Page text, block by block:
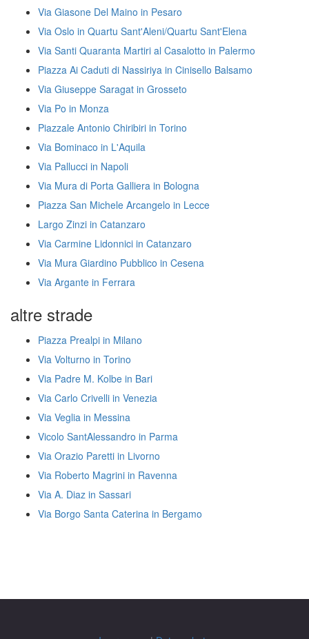
Via Giasone Del Maino in Pesaro
Via Oslo in Quartu Sant'Aleni/Quartu Sant'Elena
Via Santi Quaranta Martiri al Casalotto in Palermo
Piazza Ai Caduti di Nassiriya in Cinisello Balsamo
Via Giuseppe Saragat in Grosseto
Via Po in Monza
Piazzale Antonio Chiribiri in Torino
Via Bominaco in L'Aquila
Via Pallucci in Napoli
Via Mura di Porta Galliera in Bologna
Piazza San Michele Arcangelo in Lecce
Largo Zinzi in Catanzaro
Via Carmine Lidonnici in Catanzaro
Via Mura Giardino Pubblico in Cesena
Via Argante in Ferrara
altre strade
Piazza Prealpi in Milano
Via Volturno in Torino
Via Padre M. Kolbe in Bari
Via Carlo Crivelli in Venezia
Via Veglia in Messina
Vicolo SantAlessandro in Parma
Via Orazio Paretti in Livorno
Via Roberto Magrini in Ravenna
Via A. Diaz in Sassari
Via Borgo Santa Caterina in Bergamo